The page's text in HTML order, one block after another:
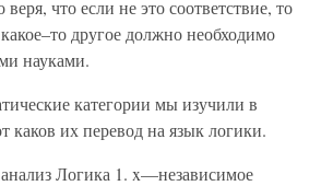
веря, что если не это соответствие, то
другое должно необходимо
науками.
категории мы изучили в
каков их перевод на язык логики.
Логика 1. x—независимое